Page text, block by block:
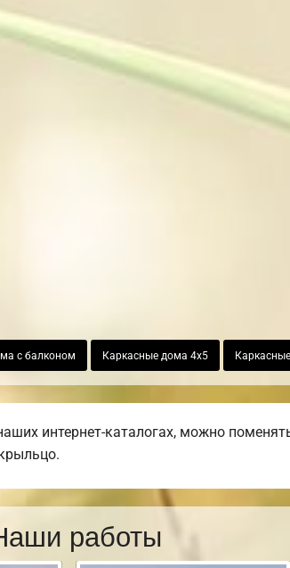
с балконом Каркасные дома 4х5
интернет-каталогах, можно
работы